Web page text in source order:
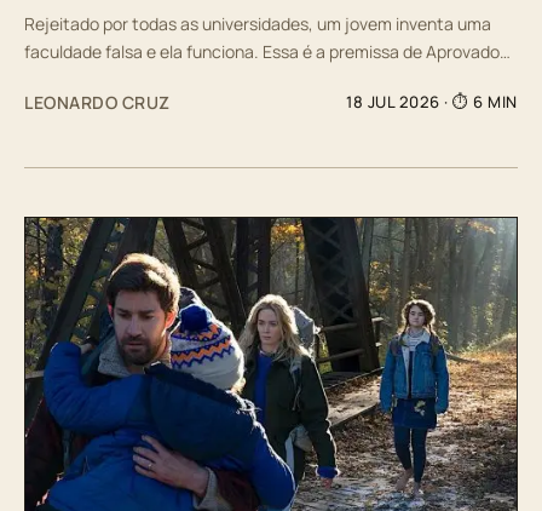
Rejeitado por todas as universidades, um jovem inventa uma
faculdade falsa e ela funciona. Essa é a premissa de Aprovado…
LEONARDO CRUZ 18 JUL 2026 · ⏱ 6 MIN